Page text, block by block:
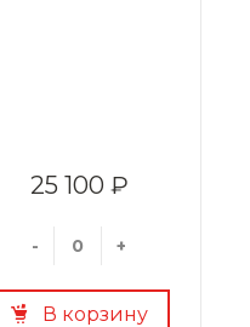
25 100 ₽
- +
В корзину